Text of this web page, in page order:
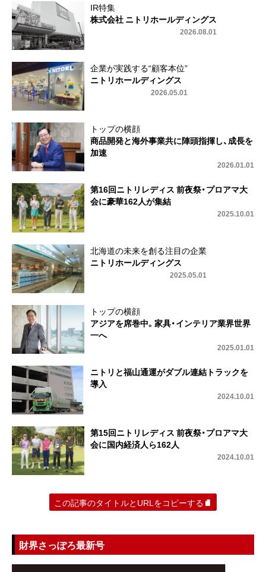
IR特集
株式会社 ニトリホールディングス
2026.08.01
企業が実践する“顧客本位”
ニトリホールディングス
2026.05.01
トップの横顔
商品開発と海外事業共に陣頭指揮し、成長を
加速
2026.01.01
第16回ニトリレディス 前夜祭・プロアマ大
会に豪華162人が集結
2025.10.01
北海道の未来を創る注目の企業
ニトリホールディングス
2025.05.01
トップの横顔
アジアを席巻中。家具・インテリア業界世界
一へ
2025.01.01
ニトリと福山通運がダブル連結トラックを
導入
2024.10.01
第15回ニトリレディス 前夜祭・プロアマ大
会に国内経済人ら162人
2024.10.01
この記事のタイトルとURLをコピーする
財界さっぽろ最新号